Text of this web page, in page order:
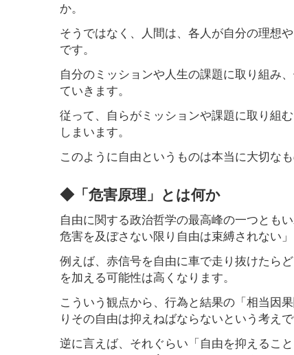
か。
そうではなく、人間は、各人が自分の理想
です。
自分のミッションや人生の課題に取り組み
ていきます。
従って、自らがミッションや課題に取り組
しまいます。
このように自由というものは本当に大切なも
◆「危害原理」とは何か
自由に関する政治哲学の最高峰の一つとも
危害を及ぼさない限り自由は束縛されない
例えば、赤信号を自由に車で走り抜けたら
を加える可能性は高くなります。
こういう観点から、行為と結果の「相当因
りその自由は抑えねばならないという考えで
逆に言えば、それぐらい「自由を抑えるこ